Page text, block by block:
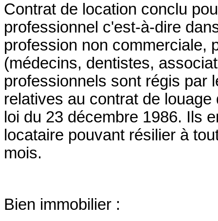
Contrat de location conclu
professionnel c'est-à-dire
profession non commerciale,
(médecins, dentistes,
professionnels sont régis par
relatives au contrat de
loi du 23 décembre 1986. Ils
locataire pouvant résilier à
mois.
Bien immobilier :